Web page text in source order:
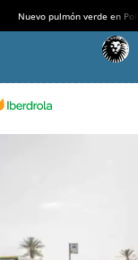
Nuevo pulmón verde en